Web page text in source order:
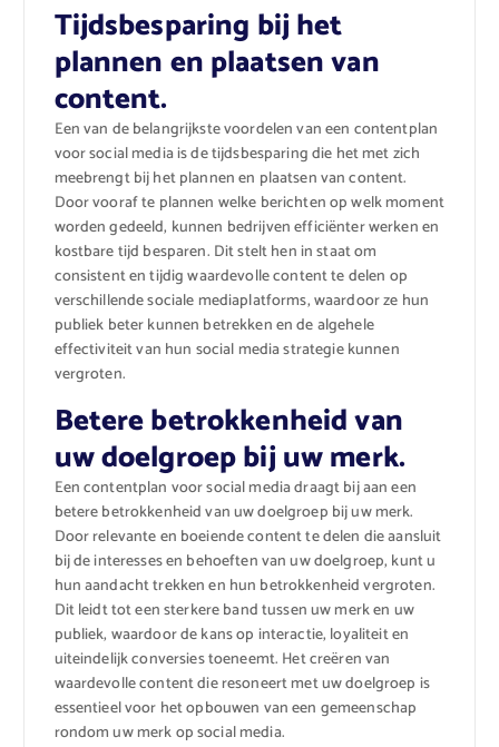
Tijdsbesparing bij het
plannen en plaatsen van
content.
Een van de belangrijkste voordelen van een contentplan
voor social media is de tijdsbesparing die het met zich
meebrengt bij het plannen en plaatsen van content.
Door vooraf te plannen welke berichten op welk moment
worden gedeeld, kunnen bedrijven efficiënter werken en
kostbare tijd besparen. Dit stelt hen in staat om
consistent en tijdig waardevolle content te delen op
verschillende sociale mediaplatforms, waardoor ze hun
publiek beter kunnen betrekken en de algehele
effectiviteit van hun social media strategie kunnen
vergroten.
Betere betrokkenheid van
uw doelgroep bij uw merk.
Een contentplan voor social media draagt bij aan een
betere betrokkenheid van uw doelgroep bij uw merk.
Door relevante en boeiende content te delen die aansluit
bij de interesses en behoeften van uw doelgroep, kunt u
hun aandacht trekken en hun betrokkenheid vergroten.
Dit leidt tot een sterkere band tussen uw merk en uw
publiek, waardoor de kans op interactie, loyaliteit en
uiteindelijk conversies toeneemt. Het creëren van
waardevolle content die resoneert met uw doelgroep is
essentieel voor het opbouwen van een gemeenschap
rondom uw merk op social media.